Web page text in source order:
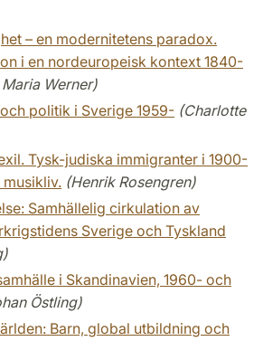
– en modernitetens paradox.
i en nordeuropeisk kontext 1840-
Werner)
politik i Sverige 1959- (Charlotte
Tysk-judiska immigranter i 1900-
(Henrik Rosengren)
Samhällelig cirkulation av
Sverige och Tyskland
i Skandinavien, 1960- och
Östling)
Barn, global utbildning och